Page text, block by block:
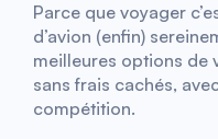
Parce que voyager
d’avion (enfin)
meilleures options de
sans frais cachés,
compétition.